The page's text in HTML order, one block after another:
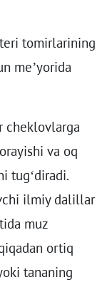
tomirlarining
me’yorida
cheklovlarga
va oq
tug‘diradi.
ilmiy dalillar
muz
ortiq
tananing